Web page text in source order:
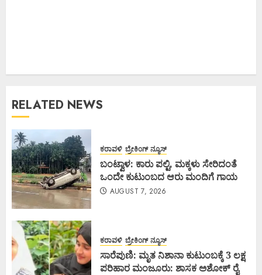
RELATED NEWS
ಕರಾವಳಿ ಬ್ರೇಕಿಂಗ್ ನ್ಯೂಸ್
ಬಂಟ್ವಾಳ: ಕಾರು ಪಲ್ಟಿ, ಮಕ್ಕಳು ಸೇರಿದಂತೆ
ಒಂದೇ ಕುಟುಂಬದ ಆರು ಮಂದಿಗೆ ಗಾಯ
AUGUST 7, 2026
ಕರಾವಳಿ ಬ್ರೇಕಿಂಗ್ ನ್ಯೂಸ್
ಸಾರೆಪುಣಿ: ಮೃತ ನಿಶಾನಾ ಕುಟುಂಬಕ್ಕೆ 3 ಲಕ್ಷ
ಪರಿಹಾರ ಮಂಜೂರು: ಶಾಸಕ ಅಶೋಕ್ ರೈ